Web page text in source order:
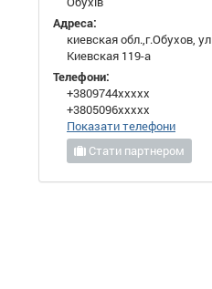
Адреса:
киевская обл.,г.Обухов, ул
Киевская 119-а
Телефони:
+3809744xxxxx
+3805096xxxxx
Показати телефони
Стати партнером